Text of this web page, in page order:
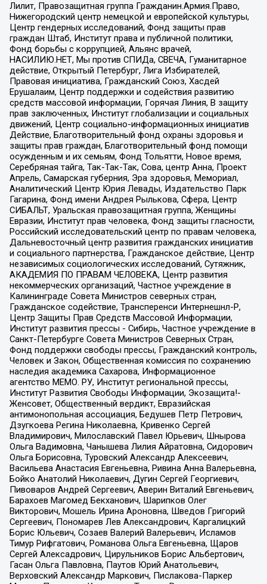
Лилит, Правозащитная группа Гражданин.Армия.Право,
Нижегородский центр немецкой и европейской культуры,
Центр гендерных исследований, Фонд защиты прав
граждан Штаб, Институт права и публичной политики,
Фонд борьбы с коррупцией, Альянс врачей,
НАСИЛИЮ.НЕТ, Мы против СПИДа, СВЕЧА, Гуманитарное
действие, Открытый Петербург, Лига Избирателей,
Правовая инициатива, Гражданский Союз, Хасдей
Ерушалаим, Центр поддержки и содействия развитию
средств массовой информации, Горячая Линия, В защиту
прав заключенных, Институт глобализации и социальных
движений, Центр социально-информационных инициатив
Действие, Благотворительный фонд охраны здоровья и
защиты прав граждан, Благотворительный фонд помощи
осужденным и их семьям, Фонд Тольятти, Новое время,
Серебряная тайга, Так-Так-Так, Сова, центр Анна, Проект
Апрель, Самарская губерния, Эра здоровья, Мемориал,
Аналитический Центр Юрия Левады, Издательство Парк
Гагарина, Фонд имени Андрея Рылькова, Сфера, Центр
СИБАЛЬТ, Уральская правозащитная группа, Женщины
Евразии, Институт прав человека, Фонд защиты гласности,
Российский исследовательский центр по правам человека,
Дальневосточный центр развития гражданских инициатив
и социального партнерства, Гражданское действие, Центр
независимых социологических исследований, Сутяжник,
АКАДЕМИЯ ПО ПРАВАМ ЧЕЛОВЕКА, Центр развития
некоммерческих организаций, Частное учреждение в
Калининграде Совета Министров северных стран,
Гражданское содействие, Трансперенси Интернешнл-Р,
Центр Защиты Прав Средств Массовой Информации,
Институт развития прессы - Сибирь, Частное учреждение в
Санкт-Петербурге Совета Министров Северных Стран,
Фонд поддержки свободы прессы, Гражданский контроль,
Человек и Закон, Общественная комиссия по сохранению
наследия академика Сахарова, Информационное
агентство МЕМО. РУ, Институт региональной прессы,
Институт Развития Свободы Информации, Экозащита!-
Женсовет, Общественный вердикт, Евразийская
антимонопольная ассоциация, Бедушев Петр Петрович,
Дзугкоева Регина Николаевна, Кривенко Сергей
Владимирович, Милославский Павел Юрьевич, Шнырова
Ольга Вадимовна, Чанышева Лилия Айратовна, Сидорович
Ольга Борисовна, Туровский Александр Алексеевич,
Васильева Анастасия Евгеньевна, Ривина Анна Валерьевна,
Бойко Анатолий Николаевич, Дугин Сергей Георгиевич,
Пивоваров Андрей Сергеевич, Аверин Виталий Евгеньевич,
Барахоев Магомед Бекханович, Шарипков Олег
Викторович, Мошель Ирина Ароновна, Шведов Григорий
Сергеевич, Пономарев Лев Александрович, Каргалицкий
Борис Юльевич, Созаев Валерий Валерьевич, Исламов
Тимур Рифгатович, Романова Ольга Евгеньевна, Щаров
Сергей Алексадрович, Цирульников Борис Альбертович,
Гасан Ольга Павловна, Паутов Юрий Анатольевич,
Верховский Александр Маркович, Пислакова-Паркер